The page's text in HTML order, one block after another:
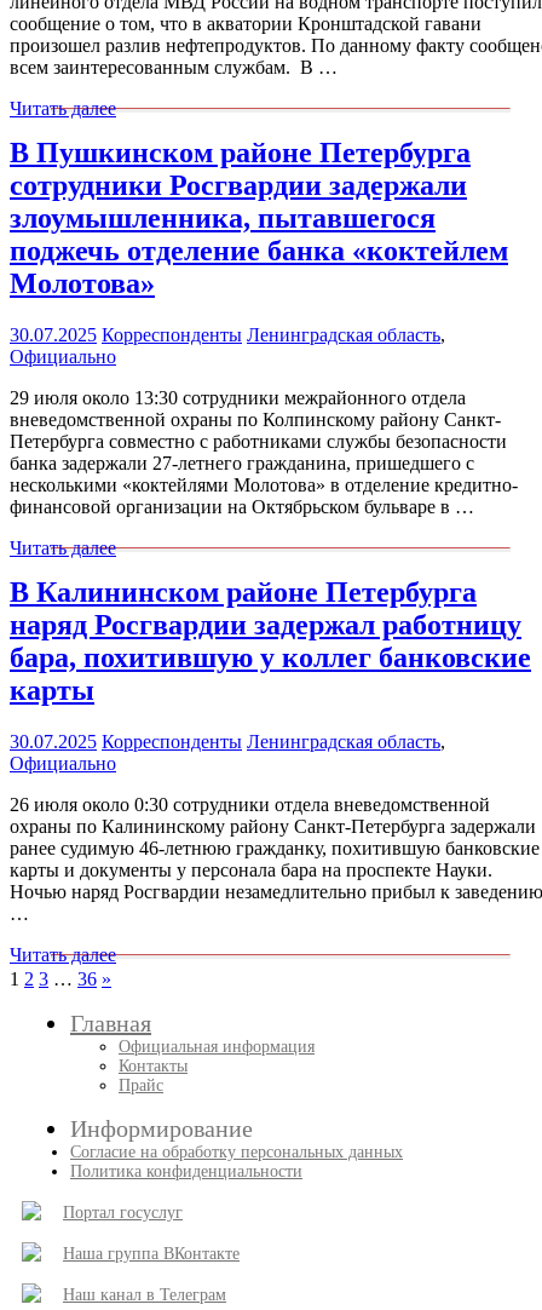
сообщение о том, что в акватории Кронштадской гавани
произошел разлив нефтепродуктов. По данному факту
всем заинтересованным службам. В …
Читать далее
В Пушкинском районе Петербурга
сотрудники Росгвардии задержали
злоумышленника, пытавшегося
поджечь отделение банка «коктейлем
Молотова»
30.07.2025 Корреспонденты Ленинградская область,
Официально
29 июля около 13:30 сотрудники межрайонного отдела
вневедомственной охраны по Колпинскому району Санкт-
Петербурга совместно с работниками службы безопасности
банка задержали 27-летнего гражданина, пришедшего с
несколькими «коктейлями Молотова» в отделение кредитно-
финансовой организации на Октябрьском бульваре в …
Читать далее
В Калининском районе Петербурга
наряд Росгвардии задержал работницу
бара, похитившую у коллег банковские
карты
30.07.2025 Корреспонденты Ленинградская область,
Официально
26 июля около 0:30 сотрудники отдела вневедомственной
охраны по Калининскому району Санкт-Петербурга задержали
ранее судимую 46-летнюю гражданку, похитившую банковские
карты и документы у персонала бара на проспекте Науки.
Ночью наряд Росгвардии незамедлительно прибыл к
…
Читать далее
Пагинация
записей
1 2 3 … 36 След.
»
Главная
Официальная информация
Контакты
Прайс
Информирование
Согласие на обработку персональных данных
Политика конфиденциальности
Портал госуслуг
Наша группа ВКонтакте
Наш канал в Телеграм